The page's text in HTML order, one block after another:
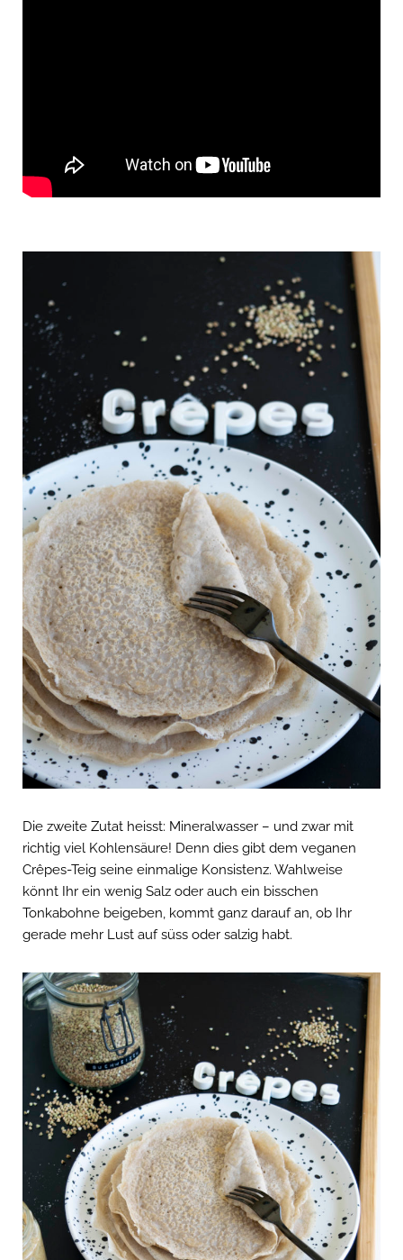
Die zweite Zutat heisst: Mineralwasser – und zwar mit
richtig viel Kohlensäure! Denn dies gibt dem veganen
Crêpes-Teig seine einmalige Konsistenz. Wahlweise
könnt Ihr ein wenig Salz oder auch ein bisschen
Tonkabohne beigeben, kommt ganz darauf an, ob Ihr
gerade mehr Lust auf süss oder salzig habt.